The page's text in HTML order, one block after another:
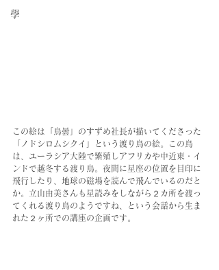
學
この絵は「鳥曇」のすずめ社長が描いてくださった
「ノドシロムシクイ」という渡り鳥の絵。この鳥
は、ユーラシア大陸で繁殖しアフリカや中近東・イ
ンドで越冬する渡り鳥。夜間に星座の位置を目印に
飛行したり、地球の磁場を読んで飛んでいるのだと
か。立山由美さんも星読みをしながら２カ所を渡っ
てくれる渡り鳥のようですね、という会話から生ま
れた２ヶ所での講座の企画です。